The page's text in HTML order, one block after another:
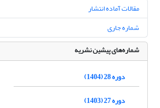
مقالات آماده انتشار
شماره جاری
شماره‌های پیشین نشریه
دوره 28 (1404)
دوره 27 (1403)